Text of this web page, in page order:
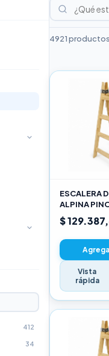
412
34
4921
ESCALERA
ALPINA
3,00M PRO
$
Vista
rápida